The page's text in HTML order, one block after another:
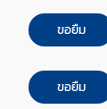
ขอยืม
ขอยืม